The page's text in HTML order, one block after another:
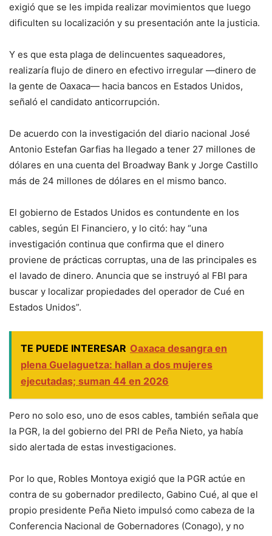
exigió que se les impida realizar movimientos que luego
dificulten su localización y su presentación ante la justicia.
Y es que esta plaga de delincuentes saqueadores,
realizaría flujo de dinero en efectivo irregular —dinero de
la gente de Oaxaca— hacia bancos en Estados Unidos,
señaló el candidato anticorrupción.
De acuerdo con la investigación del diario nacional José
Antonio Estefan Garfias ha llegado a tener 27 millones de
dólares en una cuenta del Broadway Bank y Jorge Castillo
más de 24 millones de dólares en el mismo banco.
El gobierno de Estados Unidos es contundente en los
cables, según El Financiero, y lo citó: hay “una
investigación continua que confirma que el dinero
proviene de prácticas corruptas, una de las principales es
el lavado de dinero. Anuncia que se instruyó al FBI para
buscar y localizar propiedades del operador de Cué en
Estados Unidos”.
TE PUEDE INTERESAR Oaxaca desangra en
plena Guelaguetza: hallan a dos mujeres
ejecutadas; suman 44 en 2026
Pero no solo eso, uno de esos cables, también señala que
la PGR, la del gobierno del PRI de Peña Nieto, ya había
sido alertada de estas investigaciones.
Por lo que, Robles Montoya exigió que la PGR actúe en
contra de su gobernador predilecto, Gabino Cué, al que el
propio presidente Peña Nieto impulsó como cabeza de la
Conferencia Nacional de Gobernadores (Conago), y no